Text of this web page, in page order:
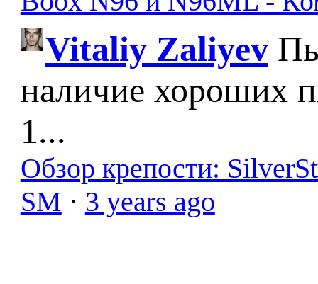
Vitaliy Zaliyev
наличие хороших
1...
Обзор крепости:
SM · 3 years ago